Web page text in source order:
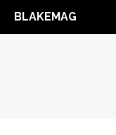
BLAKEMAG